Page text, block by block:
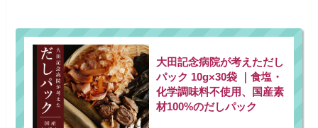
大田記念病院が考えただし
パック 10g×30袋 ｜食塩・
化学調味料不使用、国産素
材100%のだしパック